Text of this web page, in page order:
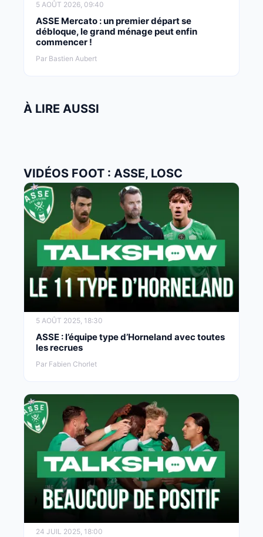
5 AOÛT 2026, 09:40
ASSE Mercato : un premier départ se
débloque, le grand ménage peut enfin
commencer !
Par Bastien Aubert
À LIRE AUSSI
VIDÉOS FOOT : ASSE, LOSC
5 AOÛT 2025, 18:30
ASSE : l’équipe type d’Horneland avec toutes
les recrues
Par Fabien Chorlet
24 JUIL 2025, 18:00